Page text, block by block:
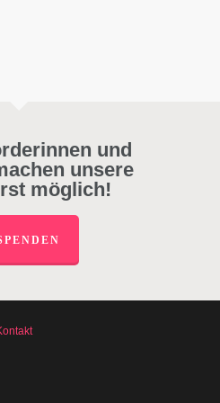
und
unsere
möglich!